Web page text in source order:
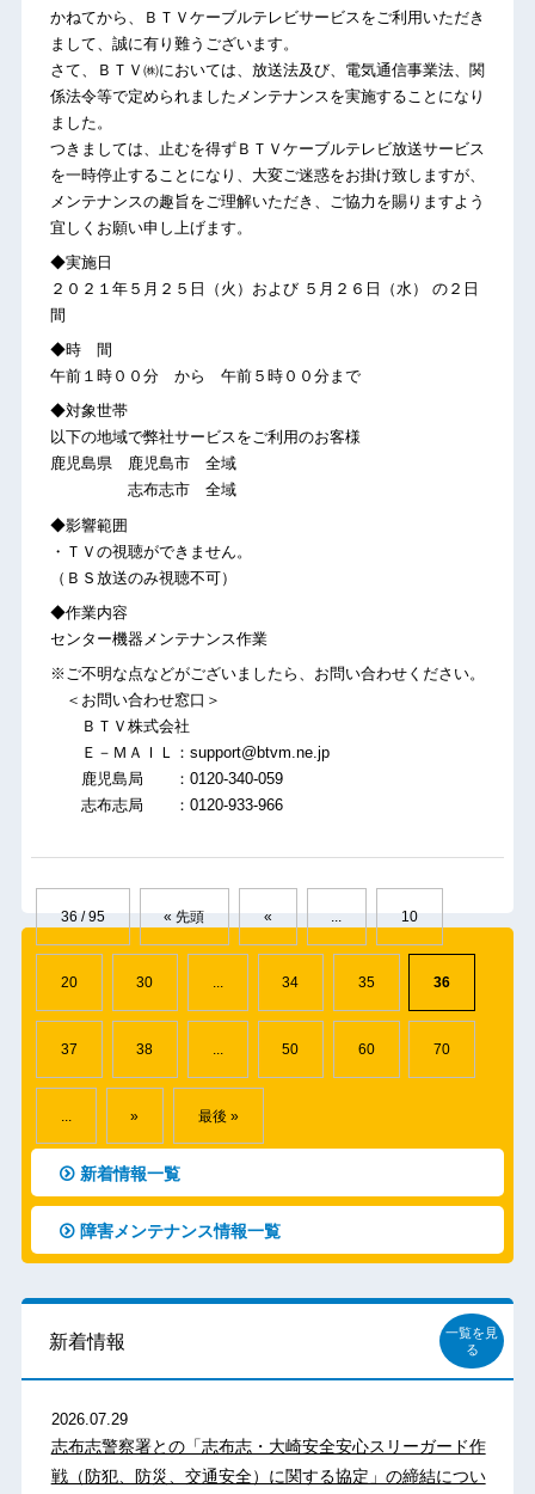
かねてから、ＢＴＶケーブルテレビサービスをご利用いただき
まして、誠に有り難うございます。
さて、ＢＴＶ㈱においては、放送法及び、電気通信事業法、関
係法令等で定められましたメンテナンスを実施することになり
ました。
つきましては、止むを得ずＢＴＶケーブルテレビ放送サービス
を一時停止することになり、大変ご迷惑をお掛け致しますが、
メンテナンスの趣旨をご理解いただき、ご協力を賜りますよう
宜しくお願い申し上げます。
◆実施日
２０２１年５月２５日（火）および ５月２６日（水） の２日
間
◆時 間
午前１時００分 から 午前５時００分まで
◆対象世帯
以下の地域で弊社サービスをご利用のお客様
鹿児島県 鹿児島市 全域
志布志市 全域
◆影響範囲
・ＴＶの視聴ができません。
（ＢＳ放送のみ視聴不可）
◆作業内容
センター機器メンテナンス作業
※ご不明な点などがございましたら、お問い合わせください。
＜お問い合わせ窓口＞
ＢＴＶ株式会社
Ｅ－ＭＡＩＬ：support@btvm.ne.jp
鹿児島局 ：0120-340-059
志布志局 ：0120-933-966
36 / 95 « 先頭 « 10
20 30 ... 34 35 36
37 38 ... 50 60 70
» 最後 »
新着情報一覧
障害メンテナンス情報一覧
新着情報
一覧を見
る
2026.07.29
志布志警察署との「志布志・大崎安全安心スリーガード作
戦（防犯、防災、交通安全）に関する協定」の締結につい